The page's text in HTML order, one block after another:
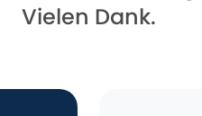
Vielen Dank.